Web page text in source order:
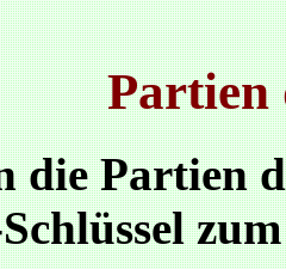
Partien
die Partien